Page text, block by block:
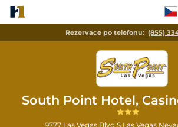
Rezervace po telefonu: (855)
South Point Hotel,
9777 Las Vegas Blvd S Las Vegas